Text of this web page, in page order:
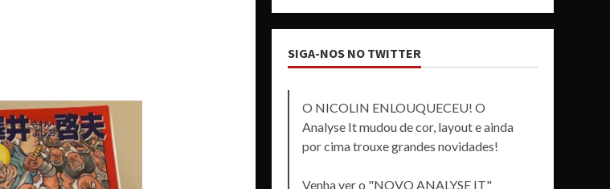
SIGA-NOS NO TWITTER
O NICOLIN ENLOUQUECEU! O
Analyse It mudou de cor, layout e ainda
por cima trouxe grandes novidades!
Venha ver o "NOVO ANALYSE IT"